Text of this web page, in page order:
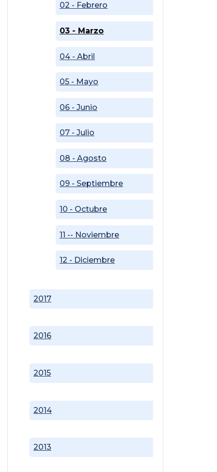
2013
2014
2015
2016
2017
02 - Febrero
03 - Marzo
04 - Abril
05 - Mayo
06 - Junio
07 - Julio
08 - Agosto
09 - Septiembre
10 - Octubre
11 -- Noviembre
12 - Diciembre